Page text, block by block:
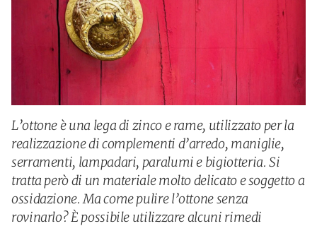
L’ottone è una lega di zinco e rame, utilizzato per la
realizzazione di complementi d’arredo, maniglie,
serramenti, lampadari, paralumi e bigiotteria. Si
tratta però di un materiale molto delicato e soggetto a
ossidazione. Ma come pulire l’ottone senza
rovinarlo? È possibile utilizzare alcuni rimedi